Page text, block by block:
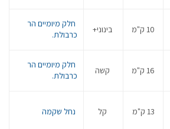
10 ק"מ בינוני+
חלק מיומיים הר
כרבולת.
16 ק"מ קשה
חלק מיומיים הר
כרבולת.
13 ק"מ קל נחל שקמה